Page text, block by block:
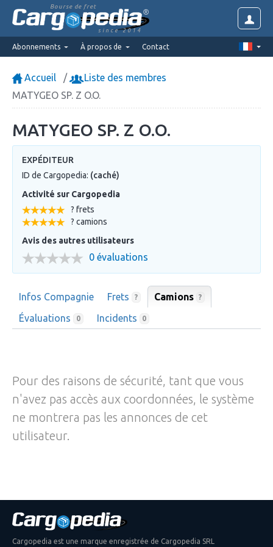
Bourse de fret
since 2014
Abonnements À propos de Contact
Accueil
Liste des membres
MATYGEO SP. Z O.O.
MATYGEO SP. Z O.O.
EXPÉDITEUR
ID de Cargopedia: (caché)
Activité sur Cargopedia
? frets
? camions
Avis des autres utilisateurs
0 évaluations
Infos Compagnie Frets ? Camions ?
Évaluations 0 Incidents 0
Pour des raisons de sécurité, tant que vous
n'avez pas accès aux coordonnées, le système
ne montrera pas les annonces de cet
utilisateur.
Cargopedia est une marque enregistrée de Cargopedia SRL